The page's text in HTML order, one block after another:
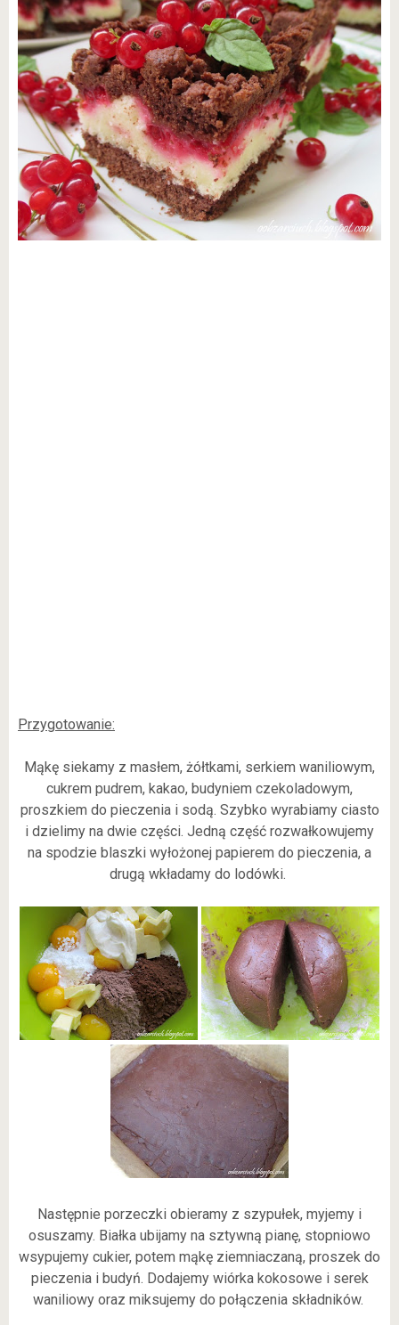
Przygotowanie:
Mąkę siekamy z masłem, żółtkami, serkiem waniliowym,
cukrem pudrem, kakao, budyniem czekoladowym,
proszkiem do pieczenia i sodą. Szybko wyrabiamy ciasto
i dzielimy na dwie części. Jedną część rozwałkowujemy
na spodzie blaszki wyłożonej papierem do pieczenia, a
drugą wkładamy do lodówki.
Następnie porzeczki obieramy z szypułek, myjemy i
osuszamy. Białka ubijamy na sztywną pianę, stopniowo
wsypujemy cukier, potem mąkę ziemniaczaną, proszek do
pieczenia i budyń. Dodajemy wiórka kokosowe i serek
waniliowy oraz miksujemy do połączenia składników.